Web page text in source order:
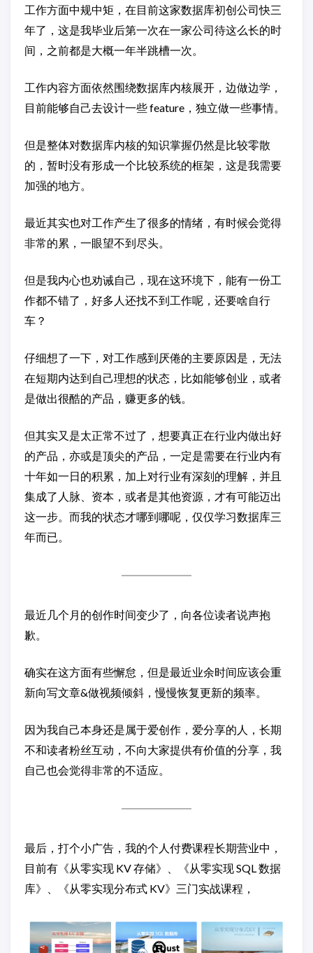
工作方面中规中矩，在目前这家数据库初创公司快三
年了，这是我毕业后第一次在一家公司待这么长的时
间，之前都是大概一年半跳槽一次。
工作内容方面依然围绕数据库内核展开，边做边学，
目前能够自己去设计一些 feature，独立做一些事情。
但是整体对数据库内核的知识掌握仍然是比较零散
的，暂时没有形成一个比较系统的框架，这是我需要
加强的地方。
最近其实也对工作产生了很多的情绪，有时候会觉得
非常的累，一眼望不到尽头。
但是我内心也劝诫自己，现在这环境下，能有一份工
作都不错了，好多人还找不到工作呢，还要啥自行
车？
仔细想了一下，对工作感到厌倦的主要原因是，无法
在短期内达到自己理想的状态，比如能够创业，或者
是做出很酷的产品，赚更多的钱。
但其实又是太正常不过了，想要真正在行业内做出好
的产品，亦或是顶尖的产品，一定是需要在行业内有
十年如一日的积累，加上对行业有深刻的理解，并且
集成了人脉、资本，或者是其他资源，才有可能迈出
这一步。而我的状态才哪到哪呢，仅仅学习数据库三
年而已。
最近几个月的创作时间变少了，向各位读者说声抱
歉。
确实在这方面有些懈怠，但是最近业余时间应该会重
新向写文章&做视频倾斜，慢慢恢复更新的频率。
因为我自己本身还是属于爱创作，爱分享的人，长期
不和读者粉丝互动，不向大家提供有价值的分享，我
自己也会觉得非常的不适应。
最后，打个小广告，我的个人付费课程长期营业中，
目前有《从零实现 KV 存储》、《从零实现 SQL 数据
库》、《从零实现分布式 KV》三门实战课程，